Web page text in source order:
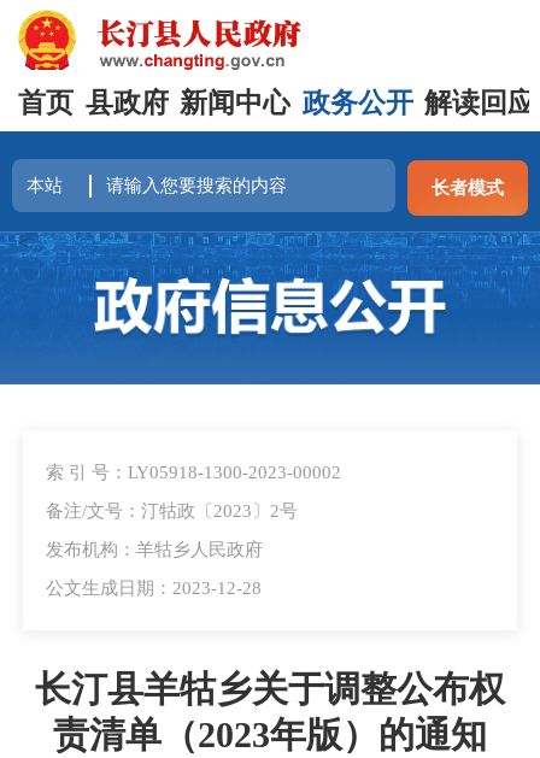
首页 县政府 新闻中心 政务公开 解读回应
长者模式
<
索 引 号：LY05918-1300-2023-00002
备注/文号：汀牯政〔2023〕2号
发布机构：羊牯乡人民政府
公文生成日期：2023-12-28
长汀县羊牯乡关于调整公布权
责清单（2023年版）的通知